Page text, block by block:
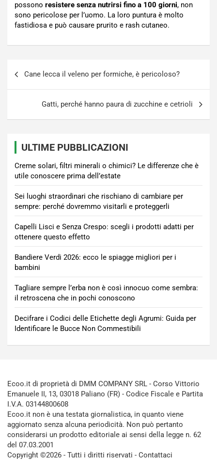
possono resistere senza nutrirsi fino a 100 giorni, non
sono pericolose per l’uomo. La loro puntura è molto
fastidiosa e può causare prurito e rash cutaneo.
Cane lecca il veleno per formiche, è pericoloso?
Gatti, perché hanno paura di zucchine e cetrioli
ULTIME PUBBLICAZIONI
Creme solari, filtri minerali o chimici? Le differenze che è
utile conoscere prima dell’estate
Sei luoghi straordinari che rischiano di cambiare per
sempre: perché dovremmo visitarli e proteggerli
Capelli Lisci e Senza Crespo: scegli i prodotti adatti per
ottenere questo effetto
Bandiere Verdi 2026: ecco le spiagge migliori per i
bambini
Tagliare sempre l’erba non è così innocuo come sembra:
il retroscena che in pochi conoscono
Decifrare i Codici delle Etichette degli Agrumi: Guida per
Identificare le Bucce Non Commestibili
Ecoo.it di proprietà di DMM COMPANY SRL - Corso Vittorio
Emanuele II, 13, 03018 Paliano (FR) - Codice Fiscale e Partita
I.V.A. 03144800608
Ecoo.it non è una testata giornalistica, in quanto viene
aggiornato senza alcuna periodicità. Non può pertanto
considerarsi un prodotto editoriale ai sensi della legge n. 62
del 07.03.2001
Copyright ©2026 - Tutti i diritti riservati - Contattaci